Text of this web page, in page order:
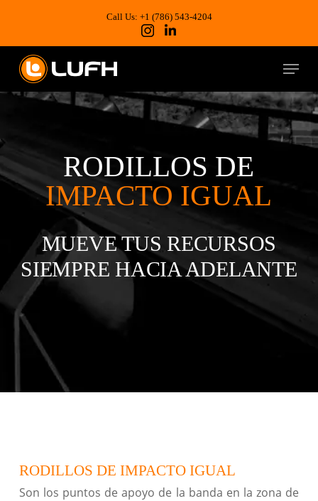
Call Us: +1 (786) 543-4204
Menu
RODILLOS DE
IMPACTO IGUAL
MUEVE TUS RECURSOS
SIEMPRE HACIA ADELANTE
RODILLOS DE IMPACTO IGUAL
Son los puntos de apoyo de la banda en la zona de